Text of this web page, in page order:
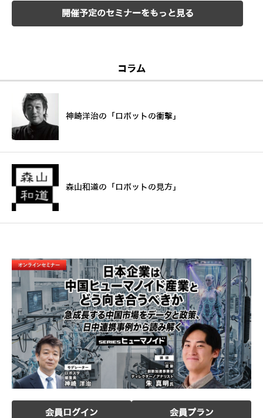
開催予定のセミナーをもっと見る
コラム
神崎洋治の「ロボットの衝撃」
森山和道の「ロボットの見方」
会員ログイン 会員プラン